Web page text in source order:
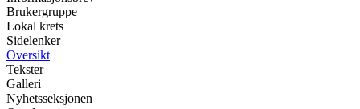
Brukergruppe
Lokal krets
Sidelenker
Oversikt
Tekster
Galleri
Nyhetsseksjonen